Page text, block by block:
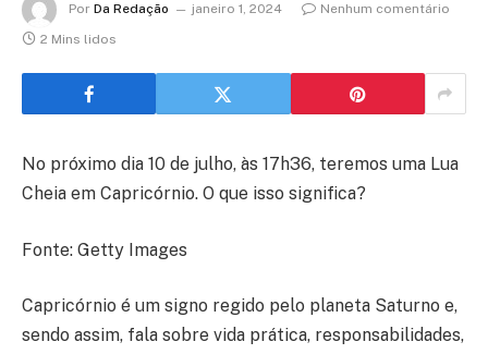
Por Da Redação janeiro 1, 2024
Nenhum comentário
2 Mins lidos
No próximo dia 10 de julho, às 17h36, teremos uma Lua
Cheia em Capricórnio. O que isso significa?
Fonte: Getty Images
Capricórnio é um signo regido pelo planeta Saturno e,
sendo assim, fala sobre vida prática, responsabilidades,